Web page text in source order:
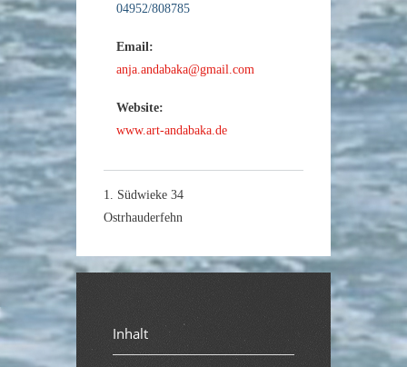
04952/808785
Email:
anja.andabaka@gmail.com
Website:
www.art-andabaka.de
1. Südwieke 34
Ostrhauderfehn
Inhalt